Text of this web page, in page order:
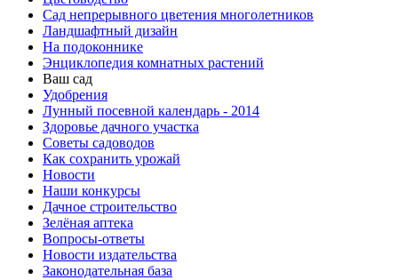
Сад непрерывного цветения многолетников
Ландшафтный дизайн
На подоконнике
Энциклопедия комнатных растений
Ваш сад
Удобрения
Лунный посевной календарь - 2014
Здоровье дачного участка
Советы садоводов
Как сохранить урожай
Новости
Наши конкурсы
Дачное строительство
Зелёная аптека
Вопросы-ответы
Новости издательства
Законодательная база